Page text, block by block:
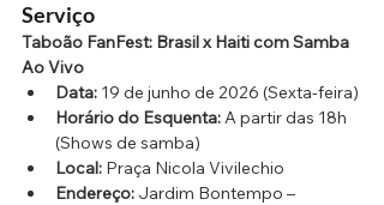
Serviço
Taboão FanFest: Brasil x Haiti com Samba
Ao Vivo
Data: 19 de junho de 2026 (Sexta-feira)
Horário do Esquenta: A partir das 18h
(Shows de samba)
Local: Praça Nicola Vivilechio
Endereço: Jardim Bontempo –